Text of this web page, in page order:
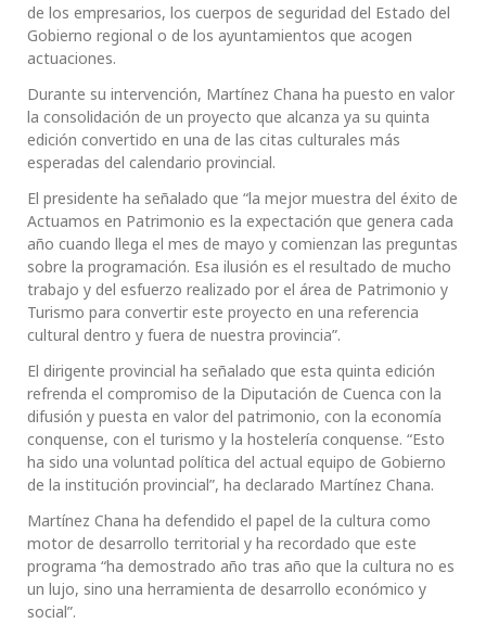
de los empresarios, los cuerpos de seguridad del Estado del
Gobierno regional o de los ayuntamientos que acogen
actuaciones.
Durante su intervención, Martínez Chana ha puesto en valor
la consolidación de un proyecto que alcanza ya su quinta
edición convertido en una de las citas culturales más
esperadas del calendario provincial.
El presidente ha señalado que “la mejor muestra del éxito de
Actuamos en Patrimonio es la expectación que genera cada
año cuando llega el mes de mayo y comienzan las preguntas
sobre la programación. Esa ilusión es el resultado de mucho
trabajo y del esfuerzo realizado por el área de Patrimonio y
Turismo para convertir este proyecto en una referencia
cultural dentro y fuera de nuestra provincia”.
El dirigente provincial ha señalado que esta quinta edición
refrenda el compromiso de la Diputación de Cuenca con la
difusión y puesta en valor del patrimonio, con la economía
conquense, con el turismo y la hostelería conquense. “Esto
ha sido una voluntad política del actual equipo de Gobierno
de la institución provincial”, ha declarado Martínez Chana.
Martínez Chana ha defendido el papel de la cultura como
motor de desarrollo territorial y ha recordado que este
programa “ha demostrado año tras año que la cultura no es
un lujo, sino una herramienta de desarrollo económico y
social”.